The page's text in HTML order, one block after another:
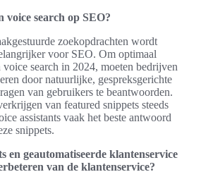
voice search op SEO?
zoekopdrachten wordt
voor SEO. Om optimaal
search in 2024, moeten bedrijven
door natuurlijke, gespreksgerichte
van gebruikers te beantwoorden.
van featured snippets steeds
assistants vaak het beste antwoord
snippets.
en geautomatiseerde klantenservice
van de klantenservice?